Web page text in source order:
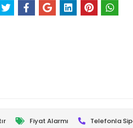
Fiyat Alarmı Telefonla